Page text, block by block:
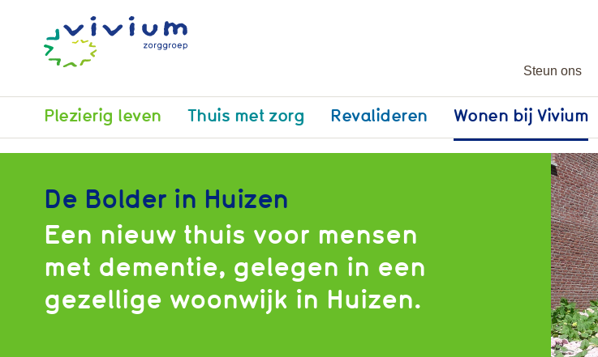
Plezierig leven Thuis met zorg Revalideren Wonen bij Vivium
Steun ons
De Bolder in Huizen
Een nieuw thuis voor mensen
met dementie, gelegen in een
gezellige woonwijk in Huizen.